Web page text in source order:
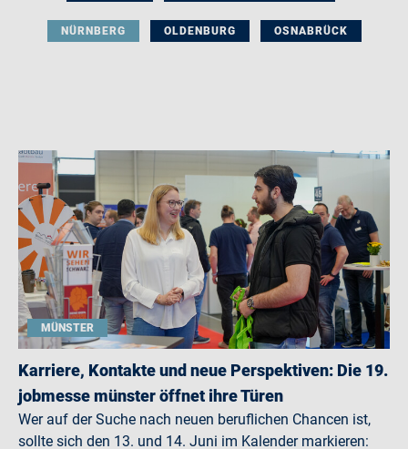
NÜRNBERG OLDENBURG OSNABRÜCK
MÜNSTER
Karriere, Kontakte und neue Perspektiven: Die 19.
jobmesse münster öffnet ihre Türen
Wer auf der Suche nach neuen beruflichen Chancen ist,
sollte sich den 13. und 14. Juni im Kalender markieren: